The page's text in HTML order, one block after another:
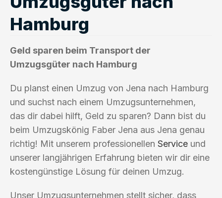
Hamburg
Geld sparen beim Transport der
Umzugsgüter nach Hamburg
Du planst einen Umzug von Jena nach Hamburg
und suchst nach einem Umzugsunternehmen,
das dir dabei hilft, Geld zu sparen? Dann bist du
beim Umzugskönig Faber Jena aus Jena genau
richtig! Mit unserem professionellen Service und
unserer langjährigen Erfahrung bieten wir dir eine
kostengünstige Lösung für deinen Umzug.
Unser Umzugsunternehmen stellt sicher, dass